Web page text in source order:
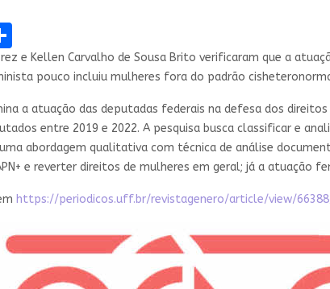
e Kellen Carvalho de Sousa Brito verificaram que a
pouco incluiu mulheres fora do padrão
a atuação das deputadas federais na defesa dos
entre 2019 e 2022. A pesquisa busca classificar e
abordagem qualitativa com técnica de análise
e reverter direitos de mulheres em geral; já a
https://periodicos.uff.br/revistagenero/article/view/